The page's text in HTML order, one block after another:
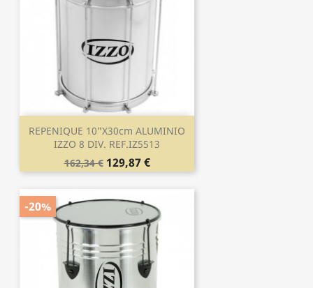
REPENIQUE 10"x30cm ALUMINIO
IZZO 8 DIV. REF.IZ5513
162,34 € 129,87 €
-20%